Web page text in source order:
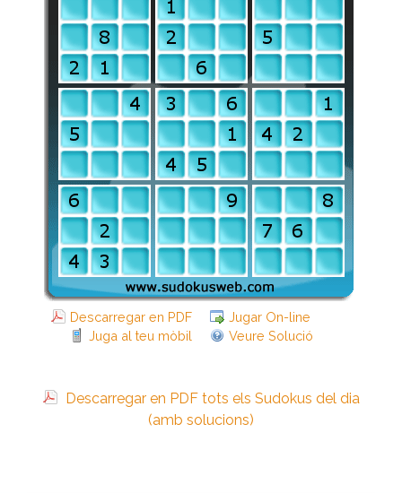
Descarregar en PDF
Jugar On-line
Juga al teu mòbil
Veure Solució
Descarregar en PDF tots els Sudokus del dia
(amb solucions)